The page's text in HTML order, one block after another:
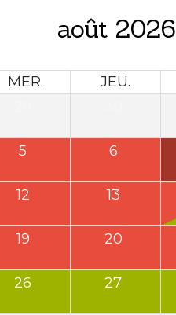
août 2026
MER. JEU.
5 6
12 13
19 20
26 27